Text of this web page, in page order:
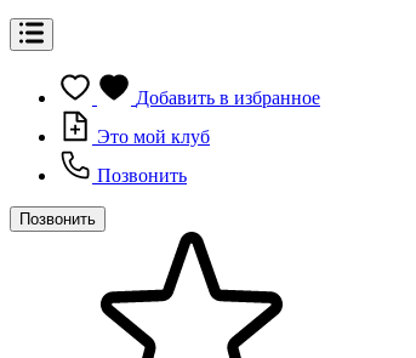
Добавить в избранное
Это мой клуб
Позвонить
Позвонить